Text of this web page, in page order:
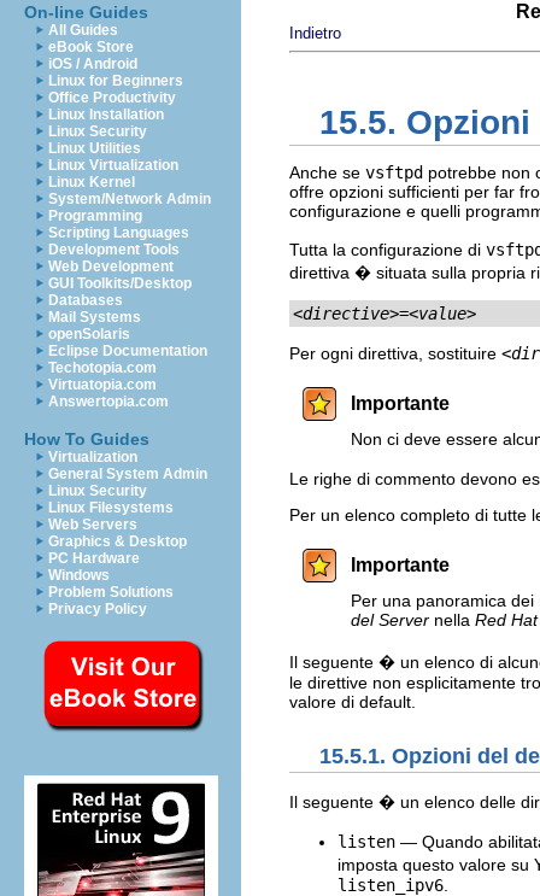
On-line Guides
All Guides
eBook Store
iOS / Android
Linux for Beginners
Office Productivity
Linux Installation
Linux Security
Linux Utilities
Linux Virtualization
Linux Kernel
System/Network Admin
Programming
Scripting Languages
Development Tools
Web Development
GUI Toolkits/Desktop
Databases
Mail Systems
openSolaris
Eclipse Documentation
Techotopia.com
Virtuatopia.com
Answertopia.com
How To Guides
Virtualization
General System Admin
Linux Security
Linux Filesystems
Web Servers
Graphics & Desktop
PC Hardware
Windows
Problem Solutions
Privacy Policy
Indietro
15.5.
Anche se vsftpd potrebbe non
offre opzioni sufficienti per far
configurazione e quelli
Tutta la configurazione di
direttiva � situata sulla propria
<directive>=<value>
Per ogni direttiva, sostituire
Importante
Non ci deve essere
Le righe di commento devono
Per un elenco completo di tutte
Importante
Per una panoramica
del Server nella Red
Il seguente � un elenco di
le direttive non esplicitamente
valore di default.
15.5.1. Opzioni del
Il seguente � un elenco delle
listen — Quando
imposta questo valore su
listen_ipv6